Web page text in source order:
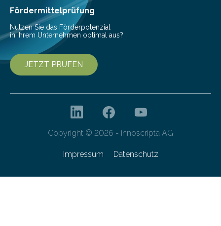
Fördermittelprüfung
Nutzen Sie das Förderpotenzial
in Ihrem Unternehmen optimal aus?
JETZT PRÜFEN
Copyright © 2026 - innoscripta AG
Impressum Datenschutz